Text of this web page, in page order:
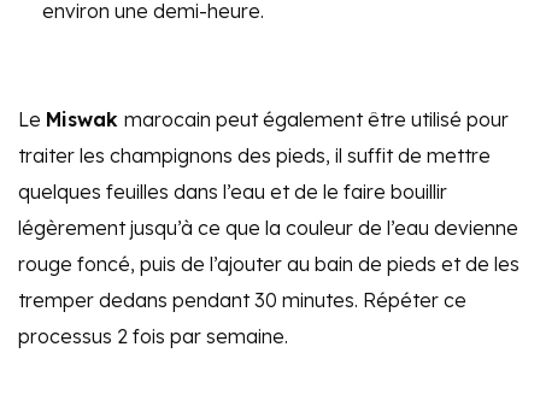
environ une demi-heure.
Le Miswak marocain peut également être utilisé pour
traiter les champignons des pieds, il suffit de mettre
quelques feuilles dans l’eau et de le faire bouillir
légèrement jusqu’à ce que la couleur de l’eau devienne
rouge foncé, puis de l’ajouter au bain de pieds et de les
tremper dedans pendant 30 minutes. Répéter ce
processus 2 fois par semaine.